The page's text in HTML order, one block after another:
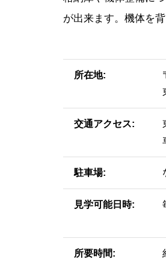
が出来ます。機体を
所在地
交通アクセス
駐車場
見学可能日時
所要時間